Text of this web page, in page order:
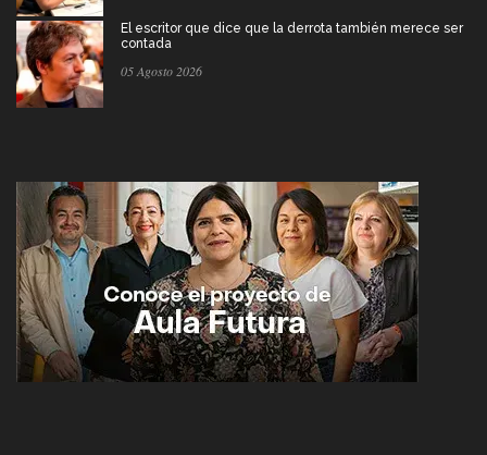
El escritor que dice que la derrota también merece ser
contada
05 Agosto 2026